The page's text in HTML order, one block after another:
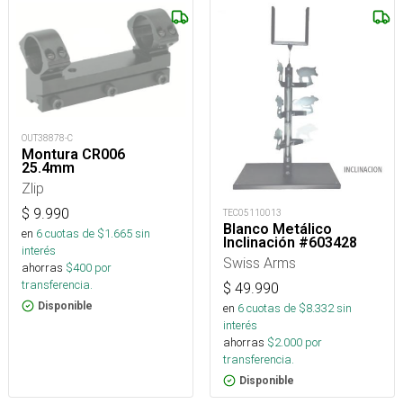
OUT38878-C
Montura CR006
25.4mm
Zlip
$ 9.990
en 6cuotas de $1.665sin
interés
ahorras $400 por
transferencia.
Disponible
TEC05110013
Blanco Metálico
Inclinación #603428
Swiss Arms
$ 49.990
en 6cuotas de $8.332sin
interés
ahorras $2.000 por
transferencia.
Disponible